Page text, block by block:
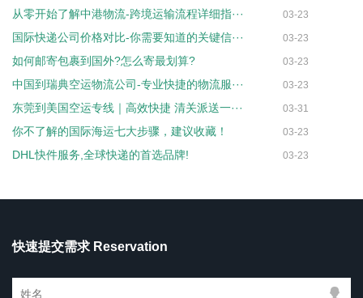
从零开始了解中港物流-跨境运输流程详细指··· 03-23
国际快递公司价格对比-你需要知道的关键信··· 03-23
如何邮寄包裹到国外?怎么寄最划算? 03-23
中国到瑞典空运物流公司-专业快捷的物流服··· 03-23
东莞到美国空运专线｜高效快捷 清关派送一··· 03-31
你不了解的国际海运七大步骤，建议收藏！ 03-23
DHL快件服务,全球快递的首选品牌! 03-23
快速提交需求 Reservation